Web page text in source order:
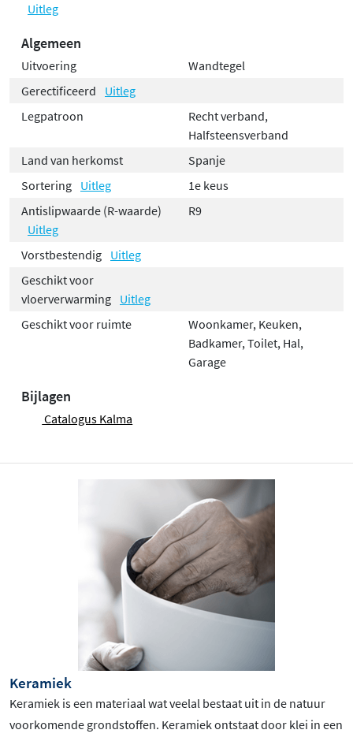
Uitleg
Algemeen
Uitvoering
Wandtegel
Gerectificeerd
Uitleg
Legpatroon
Recht verband,
Halfsteensverband
Land van herkomst
Spanje
Sortering Uitleg
1e keus
Antislipwaarde (R-waarde)
Uitleg
R9
Vorstbestendig Uitleg
Geschikt voor
vloerverwarming Uitleg
Geschikt voor ruimte
Woonkamer, Keuken,
Badkamer, Toilet, Hal,
Garage
Bijlagen
Catalogus Kalma
Keramiek
Keramiek is een materiaal wat veelal bestaat uit in de natuur
voorkomende grondstoffen. Keramiek ontstaat door klei in een